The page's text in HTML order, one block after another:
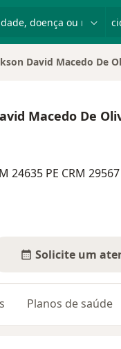
David Macedo De
Macedo De
PE CRM 29567
Solicite um
Planos de saúde